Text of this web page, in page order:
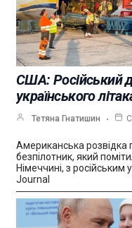
США: Російський
українського
Тетяна Гнатишин
Американська розвідка
безпілотник, який
Німеччині, з
Journal